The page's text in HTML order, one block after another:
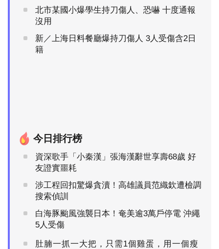
北市某國小爆學生持刀傷人、恐嚇 十度通報
沒用
新／上海日料餐廳爆持刀傷人 3人受傷含2日
籍
今日排行榜
資深歌手「小秦漢」張海漢辭世享壽68歲 好
友證實噩耗
涉工程回扣驚爆貪瀆！高雄議員范織欽遭檢調
搜索偵訓
白海豚颱風強襲日本！奄美逾3萬戶停電 沖繩
5人受傷
肚腩一抓一大把，只需1個雞蛋，用一個瘦